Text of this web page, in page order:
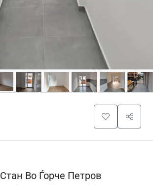
Во Ѓорче Петров